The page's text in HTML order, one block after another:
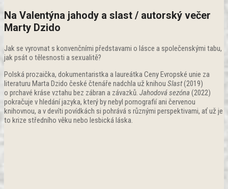
Na Valentýna jahody a slast / autorský večer
Marty Dzido
Jak se vyrovnat s konvenčními představami o lásce a společenskými tabu,
jak psát o tělesnosti a sexualitě?
Polská prozaička, dokumentaristka a laureátka Ceny Evropské unie za
literaturu Marta Dzido české čtenáře nadchla už knihou Slast(2019)
o prchavé kráse vztahu bez zábran a závazků. Jahodová sezóna (2022)
pokračuje v hledání jazyka, který by nebyl pornografií ani červenou
knihovnou, a v devíti povídkách si pohrává s různými perspektivami, ať už je
to krize středního věku nebo lesbická láska.